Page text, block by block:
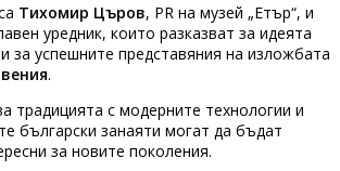
Тихомир Църов, PR на музей „Етър“, и
уредник, които разказват за идеята
за успешните представяния на изложбата
.
традицията с модерните технологии и
български занаяти могат да бъдат
за новите поколения.